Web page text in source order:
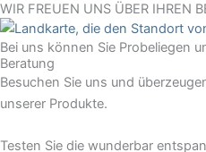
WIR FREUEN UNS ÜBER IHREN
Bei uns können Sie Probeliegen
Beratung
Besuchen Sie uns und
unserer Produkte.
Testen Sie die wunderbar